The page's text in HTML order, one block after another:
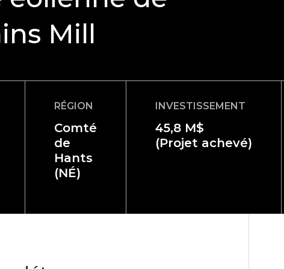
Mill
RÉGION
Comté
de
Hants
(NÉ)
INVESTISSEMENT
45,8 M$
(Projet achevé)